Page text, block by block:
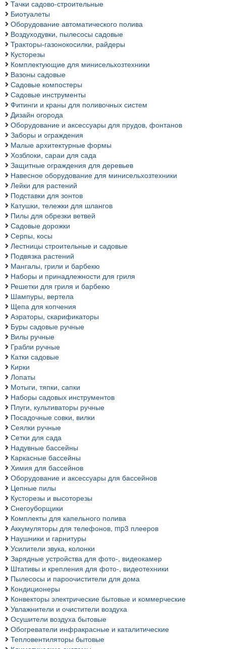
Тачки садово-строительные
Биотуалеты
Оборудование автоматического полива
Воздуходувки, пылесосы садовые
Тракторы-газонокосилки, райдеры
Кусторезы
Комплектующие для минисельхозтехники
Вазоны садовые
Садовые компостеры
Садовые инструменты
Фитинги и краны для поливочных систем
Дизайн огорода
Оборудование и аксессуары для прудов, фонтанов
Заборы и ограждения
Малые архитектурные формы
Хозблоки, сараи для сада
Защитные ограждения для деревьев
Навесное оборудование для минисельхозтехники
Лейки для растений
Подставки для зонтов
Катушки, тележки для шлангов
Пилы для обрезки ветвей
Садовые дорожки
Серпы, косы
Лестницы строительные и садовые
Подвязка растений
Мангалы, грили и барбекю
Наборы и принадлежности для гриля
Решетки для гриля и барбекю
Шампуры, вертела
Щепа для копчения
Аэраторы, скарификаторы
Буры садовые ручные
Вилы ручные
Грабли ручные
Катки садовые
Кирки
Лопаты
Мотыги, тяпки, сапки
Наборы садовых инструментов
Плуги, культиваторы ручные
Посадочные совки, вилки
Сеялки ручные
Сетки для сада
Надувные бассейны
Каркасные бассейны
Химия для бассейнов
Оборудование и аксессуары для бассейнов
Цепные пилы
Кусторезы и высоторезы
Снегоуборщики
Комплекты для капельного полива
Аккумуляторы для телефонов, mp3 плееров
Наушники и гарнитуры
Усилители звука, колонки
Зарядные устройства для фото-, видеокамер
Штативы и крепления для фото-, видеотехники
Пылесосы и пароочистители для дома
Кондиционеры
Конвекторы электрические бытовые и коммерческие
Увлажнители и очистители воздуха
Осушители воздуха бытовые
Обогреватели инфракрасные и каталитические
Тепловентиляторы бытовые